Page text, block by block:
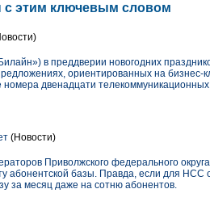
этим ключевым словом
в преддверии новогодних
ориентированных на бизнес-
двенадцати
(Новости)
Приволжского федерального
абонентской базы. Правда, если для НСС
за месяц даже на сотню абонентов.